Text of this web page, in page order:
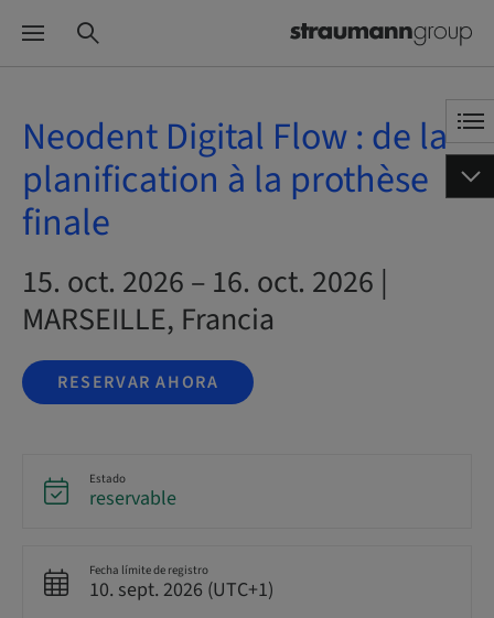
Neodent Digital Flow : de la
planification à la prothèse
finale
15. oct. 2026 – 16. oct. 2026 |
MARSEILLE, Francia
RESERVAR AHORA
Estado
reservable
Fecha límite de registro
10. sept. 2026 (UTC+1)